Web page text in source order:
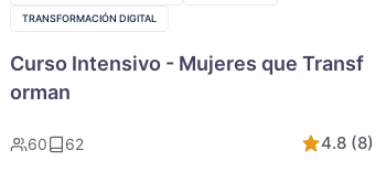
TRANSFORMACIÓN DIGITAL
Curso Intensivo - Mujeres que Transf
orman
4.8 (8)
60 62